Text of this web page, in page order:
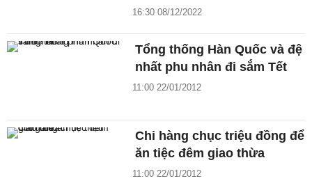
16:30 08/12/2022
Tổng thống Hàn Quốc và đệ
nhất phu nhân đi sắm Tết
11:00 22/01/2012
Chi hàng chục triệu đồng để
ăn tiệc đêm giao thừa
11:00 22/01/2012